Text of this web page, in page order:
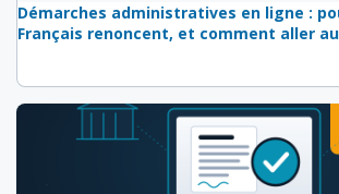
Démarches administratives en ligne :
Français renoncent, et comment aller